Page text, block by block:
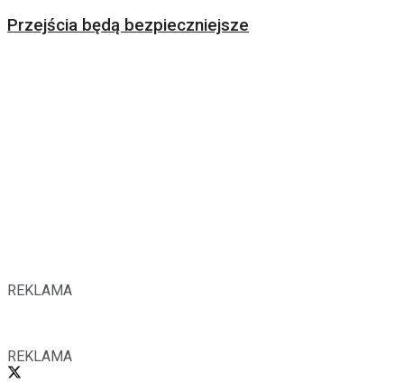
Przejścia będą bezpieczniejsze
REKLAMA
REKLAMA